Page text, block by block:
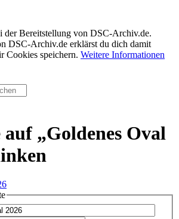
der Bereitstellung von DSC-Archiv.de.
DSC-Archiv.de erklärst du dich damit
Cookies speichern. Weitere Informationen
auf „Goldenes Oval